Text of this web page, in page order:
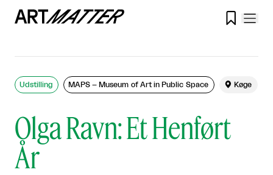

Olga Ravn: Et Henført
År
Udstilling MAPS – Museum of Art in Public Space  Køge